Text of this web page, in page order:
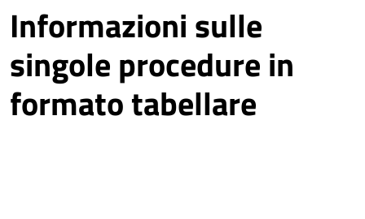
Informazioni sulle
singole procedure in
formato tabellare